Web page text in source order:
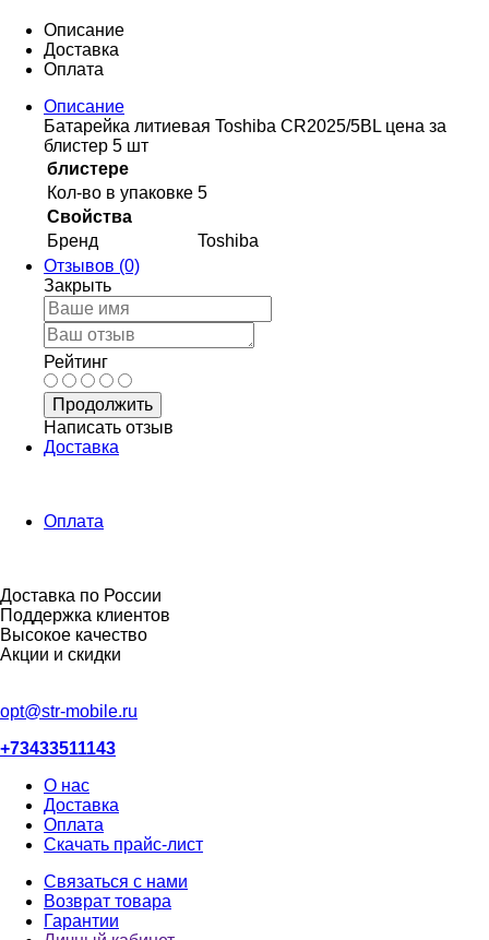
Описание
Доставка
Оплата
Описание
Батарейка литиевая Toshiba CR2025/5BL цена за
блистер 5 шт
блистере
Кол-во в упаковке 5
Свойства
Бренд
Toshiba
Отзывов (0)
Закрыть
Рейтинг
Продолжить
Написать отзыв
Доставка
Оплата
Доставка по России
Поддержка клиентов
Высокое качество
Акции и скидки
opt@str-mobile.ru
+73433511143
О нас
Доставка
Оплата
Скачать прайс-лист
Связаться с нами
Возврат товара
Гарантии